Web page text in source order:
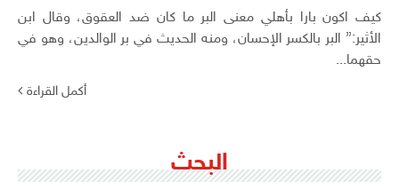
كيف اكون بارا بأهلي معنى البر ما كان ضد العقوق، وقال ابن
الأثير:” البر بالكسر الإحسان، ومنه الحديث في بر الوالدين، وهو في
حقهما...
أكمل القراءة
البحث